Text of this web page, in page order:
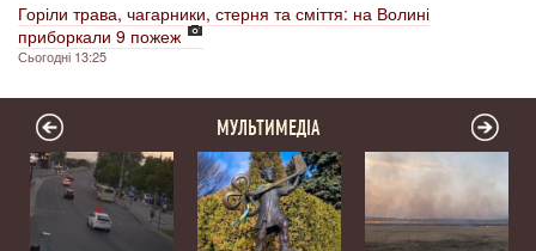
Горіли трава, чагарники, стерня та сміття: на Волині
приборкали 9 пожеж
Сьогодні 13:25
МУЛЬТИМЕДІА